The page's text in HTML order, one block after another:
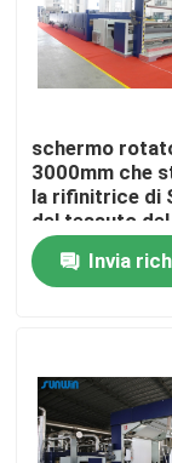
macchina
Macchina di
Macchina di
Macchina
Rifinitrice del
schermo
3000mm che
la rifinitrice di
del tessuto del
tessuto
Invia